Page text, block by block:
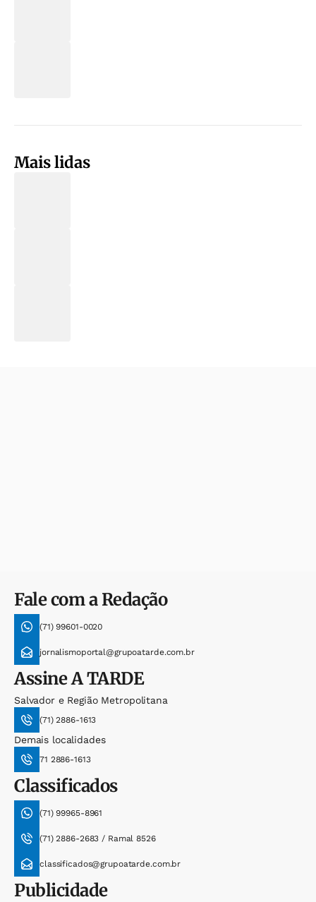
Mais lidas
Fale com a Redação
(71) 99601-0020
jornalismoportal@grupoatarde.com.br
AssineA TARDE
Salvador e Região Metropolitana
(71) 2886-1613
Demais localidades
71 2886-1613
Classificados
(71) 99965-8961
(71) 2886-2683 / Ramal 8526
classificados@grupoatarde.com.br
Publicidade